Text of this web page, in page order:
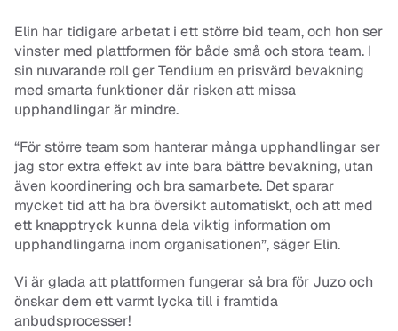
Elin har tidigare arbetat i ett större bid team, och hon ser
vinster med plattformen för både små och stora team. I
sin nuvarande roll ger Tendium en prisvärd bevakning
med smarta funktioner där risken att missa
upphandlingar är mindre.
“För större team som hanterar många upphandlingar ser
jag stor extra effekt av inte bara bättre bevakning, utan
även koordinering och bra samarbete. Det sparar
mycket tid att ha bra översikt automatiskt, och att med
ett knapptryck kunna dela viktig information om
upphandlingarna inom organisationen”, säger Elin.
Vi är glada att plattformen fungerar så bra för Juzo och
önskar dem ett varmt lycka till i framtida
anbudsprocesser!